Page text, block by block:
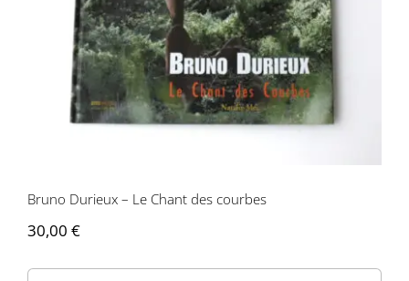
Bruno Durieux – Le Chant des courbes
30,00 €